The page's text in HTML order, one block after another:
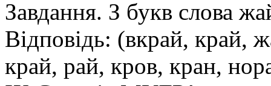
Завдання. З букв слова
Відповідь: (вкрай, край,
край, рай, кров, кран,